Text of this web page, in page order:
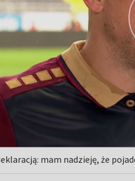
mam nadzieję, że